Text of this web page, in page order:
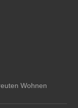
Wohnen